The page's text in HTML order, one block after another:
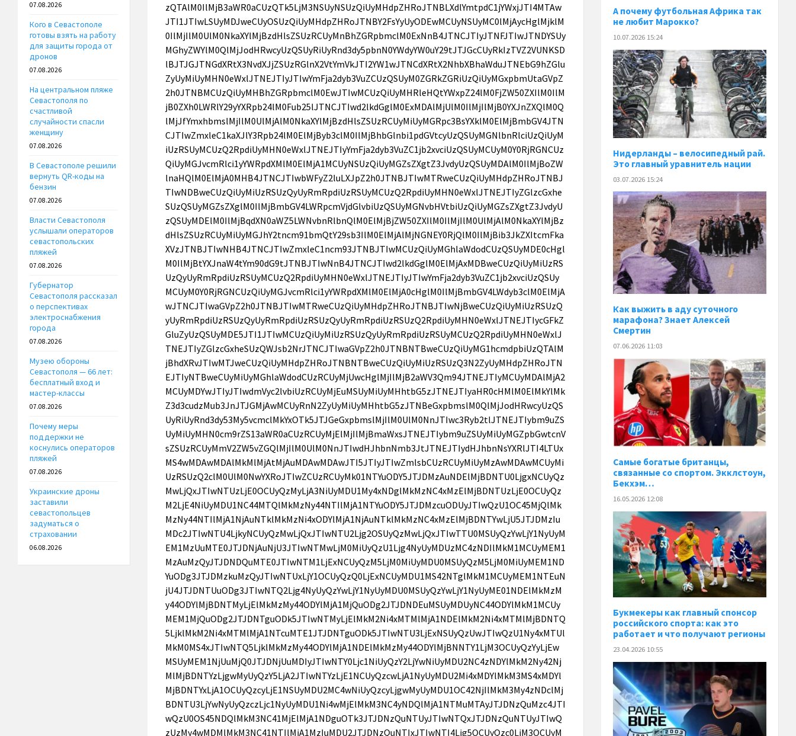
07.08.2026
Кого в Севастополе
готовы взять на работу
для защиты города от
дронов
07.08.2026
На центральном пляже
Севастополя по
счастливой
случайности спасли
женщину
07.08.2026
В Севастополе решили
вернуть QR-коды на
бензин
07.08.2026
Власти Севастополя
услышали операторов
севастопольских
пляжей
07.08.2026
Губернатор
Севастополя рассказал
о перспективах
электроснабжения
города
07.08.2026
Музею обороны
Севастополя — 66 лет:
бесплатный вход и
мастер-классы
07.08.2026
Почему меры
поддержки не
коснулись операторов
пляжей
07.08.2026
Украинские дроны
заставили
севастопольцев
задуматься о
страховании
06.08.2026
А почему футбольная Африка так
не любит Марокко?
10.07.2026 15:24
Нидерланды – велосипедный рай.
Это главный уравнитель нации
03.07.2026 15:24
Как выжить в аду суточного
марафона? Знает Алексей
Смертин
07.06.2026 11:03
Самые богатые британцы,
связанные со спортом. Экклстоун,
Бекхэм…
16.05.2026 12:08
Букмекеры как главный спонсор
российского спорта: как это
работает и что получают регионы
23.04.2026 10:55